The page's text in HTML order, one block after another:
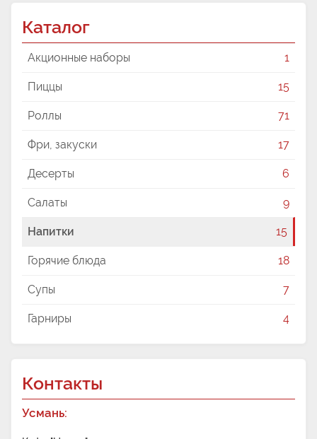
Каталог
Акционные наборы 1
Пиццы 15
Роллы 71
Фри, закуски 17
Десерты 6
Салаты 9
Напитки 15
Горячие блюда 18
Супы 7
Гарниры 4
Контакты
Усмань: